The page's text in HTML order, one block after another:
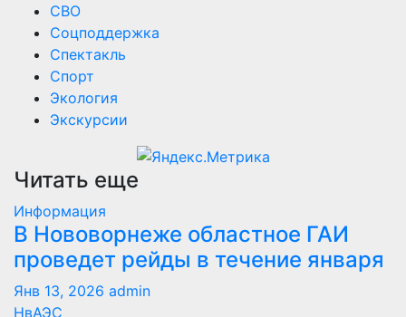
СВО
Соцподдержка
Спектакль
Спорт
Экология
Экскурсии
Читать еще
Информация
В Нововорнеже областное ГАИ
проведет рейды в течение января
Янв 13, 2026 admin
НвАЭС